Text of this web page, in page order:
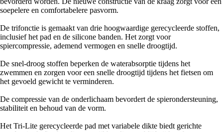
soepelere en comfortabelere pasvorm.
De trifonctie is gemaakt van drie hoogwaardige gerecycleerde stoffen,
inclusief het pad en de silicone banden. Het zorgt voor
spiercompressie, ademend vermogen en snelle droogtijd.
De snel-droog stoffen beperken de waterabsorptie tijdens het
zwemmen en zorgen voor een snelle droogtijd tijdens het fietsen om
het gevoeld gewicht te verminderen.
De compressie van de onderlichaam bevordert de spierondersteuning,
stabiliteit en behoud van de vorm.
Het Tri-Lite gerecycleerde pad met variabele dikte biedt gerichte